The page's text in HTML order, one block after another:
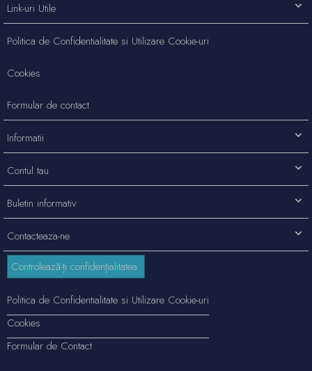
Contacteaza-ne
Link-uri Utile
Politica de Confidentialitate si Utilizare Cookie-uri
Cookies
Formular de contact
Informatii
Contul tau
Buletin informativ
Controlează-ți confidențialitatea
Politica de Confidentialitate si Utilizare Cookie-uri
Cookies
Formular de Contact